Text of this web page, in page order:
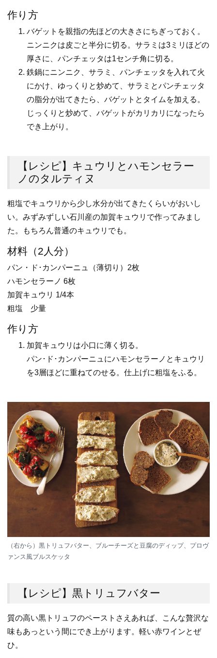
作り方
バゲットを親指の先ほどの大きさにちぎっておく。
ニンニクは皮ごと半分に切る。サラミは3ミリほどの
厚さに、パンチェッタは1センチ角に切る。
鉄鍋にニンニク、サラミ、パンチェッタを入れて火
にかけ、ゆっくりと炒めて、サラミとパンチェッタ
の脂分が出てきたら、バゲットとタイムを加える。
じっくりと炒めて、バゲットがカリカリになったら
でき上がり。
【レシピ】キュウリとハモンセラー
ノのタルティヌ
粗塩でキュウリから少し水分が出てきたくらいがおいし
い。みずみずしい石川産の加賀キュウリで作ってみまし
た。もちろん普通のキュウリでも。
材料（2人分）
パン・ド･カンパーニュ（薄切り）2枚
ハモンセラーノ 6枚
加賀キュウリ 1/4本
粗塩 少量
作り方
加賀キュウリは小口に薄く切る。
パン･ド･カンパーニュにハモンセラーノとキュウリ
を3層ほどに重ねてのせる。仕上げに粗塩をふる。
（右から）黒トリュフバター、ブルーチーズと豆腐のディップ、プロヴ
ァンス風ブルスケッタ
【レシピ】黒トリュフバター
質の高い黒トリュフのペーストさえあれば、こんな贅沢な
味もあっという間にでき上がります。軽い赤ワインとぜ
ひ。